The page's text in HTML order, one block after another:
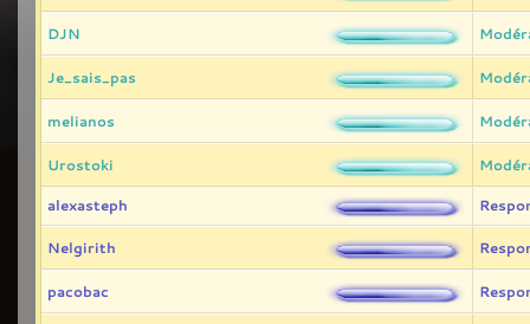
DJN
Je_sais_pas
melianos
Urostoki
alexasteph
Nelgirith
pacobac